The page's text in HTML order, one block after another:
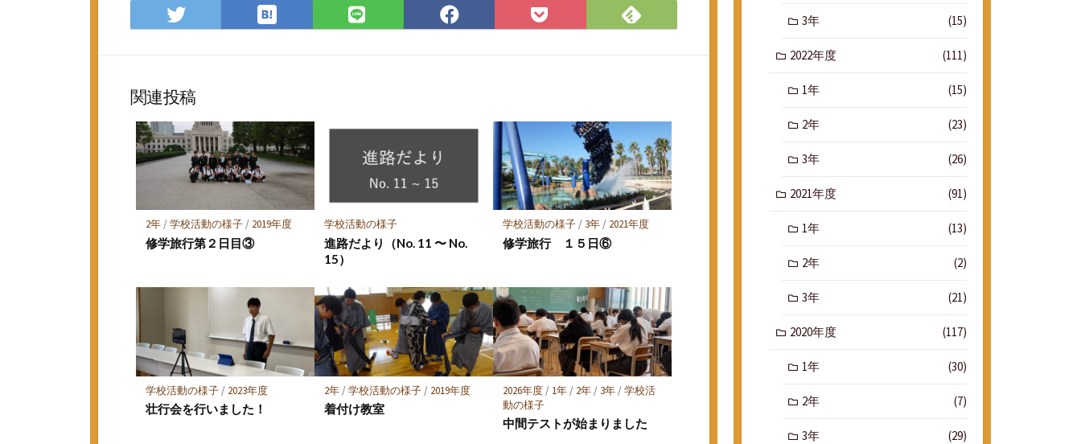
Twitter
で
ア
は
て
マ
ー
ク
に
保
存
LINE
で
Facebook
で
Pocket
に
Feedly
で
関連投稿
2年/学校活動の様子/ 2019年度
修学旅行第２日目③
学校活動の様子
進路だより（No. 11 〜 No.
15）
学校活動の様子/ 3年/ 2021年度
修学旅行 １５日⑥
学校活動の様子/ 2023年度
壮行会を行いました！
2年/学校活動の様子/ 2019年度
着付け教室
2026年度/ 1年/ 2年/ 3年/学校活
動の様子
中間テストが始まりました
3年 (15)
2022年度 (111)
1年 (15)
2年 (23)
3年 (26)
2021年度 (91)
1年 (13)
2年 (2)
3年 (21)
2020年度 (117)
1年 (30)
2年 (7)
3年 (29)